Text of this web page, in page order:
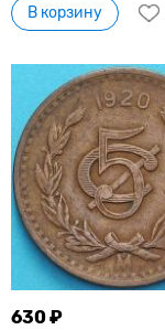
В корзину
630 ₽